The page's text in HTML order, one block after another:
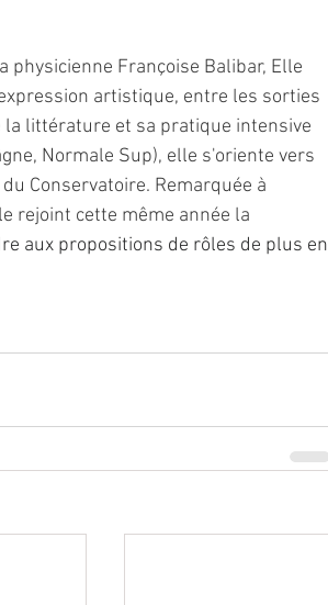
physicienne Françoise Balibar, Elle
artistique, entre les sorties
la littérature et sa pratique intensive
Normale Sup), elle s'oriente vers
Conservatoire. Remarquée à
rejoint cette même année la
aux propositions de rôles de plus en